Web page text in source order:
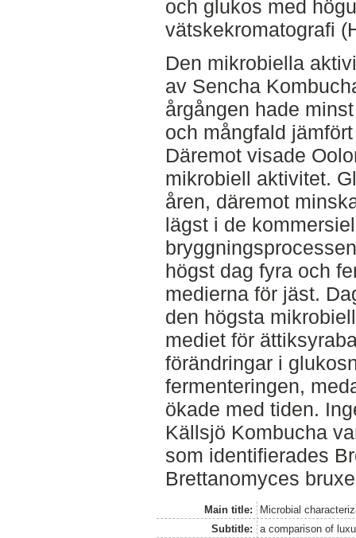
och glukos med
vätskekromatografi
Den mikrobiella
av Sencha
årgången hade
och mångfald
Däremot visade
mikrobiell aktivitet.
åren, däremot
lägst i de
högst dag fyra och
medierna för jäst.
den högsta
mediet för
förändringar i
fermenteringen,
ökade med tiden.
Källsjö Kombucha
som identifierades
Brettanomyces
Main title:
Microbial
Subtitle:
a comparison of